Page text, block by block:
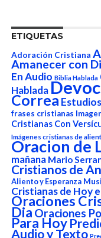
ETIQUETAS
Adoración Cristiana
Amanecer con
En Audio Biblia Hablada
Hablada
Correa
frases cristianas
Cristianas Con
Imágenes cristianas de
Oracion de
mañana Mario
Cristianos de
Aliento y Esperanza
Cristianas de Hoy
Oraciones
DiaOraciones
Para Hoy
Audio y Texto